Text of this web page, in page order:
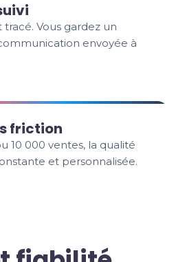
Vous gardez un
envoyée à
friction
10 000 ventes, la qualité
et personnalisée.